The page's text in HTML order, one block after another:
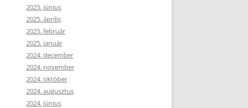
2025. június
2025. április
2025. február
2025. január
2024. december
2024. november
2024. október
2024. augusztus
2024. június